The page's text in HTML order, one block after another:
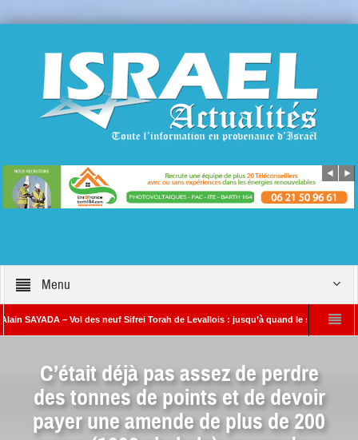
Menu
– Vol des neuf Sifrei Torah de Levallois : jusqu’à quand le silence ? Que
C’était déjà pas assez de perdre
des tonnes de points et de devoir
payer une amende de plus de 200